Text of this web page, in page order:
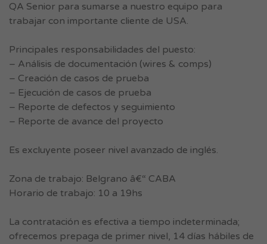
QA Senior para sumarse a nuestro equipo para
trabajar con importante cliente de USA.
Principales responsabilidades del puesto:
– Análisis de documentación (wires & comps)
– Creación de casos de prueba
– Ejecución de casos de prueba
– Reporte de defectos y seguimiento
– Reporte de avance del proyecto
Es excluyente poseer nivel avanzado de inglés.
Zona de trabajo: Belgrano â€“ CABA
Horario de trabajo: 10 a 19hs
La contratación es efectiva a tiempo indeterminada;
ofrecemos prepaga de primer nivel, 14 días hábiles de